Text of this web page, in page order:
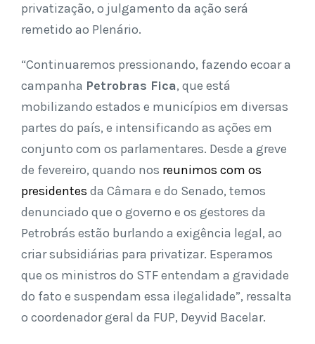
privatização, o julgamento da ação será
remetido ao Plenário.
“Continuaremos pressionando, fazendo ecoar a
campanha Petrobras Fica, que está
mobilizando estados e municípios em diversas
partes do país, e intensificando as ações em
conjunto com os parlamentares. Desde a greve
de fevereiro, quando nos reunimos com os
presidentes da Câmara e do Senado, temos
denunciado que o governo e os gestores da
Petrobrás estão burlando a exigência legal, ao
criar subsidiárias para privatizar. Esperamos
que os ministros do STF entendam a gravidade
do fato e suspendam essa ilegalidade”, ressalta
o coordenador geral da FUP, Deyvid Bacelar.